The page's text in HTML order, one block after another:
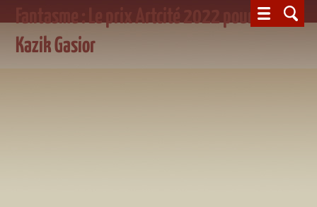
Fantasme : Le prix Artcité 2022 pour
Kazik Gasior